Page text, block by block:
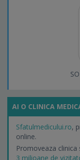
AI O CLINICA
Sfatulmedicului.ro,
online.
Promoveaza clinica
3 milioane de